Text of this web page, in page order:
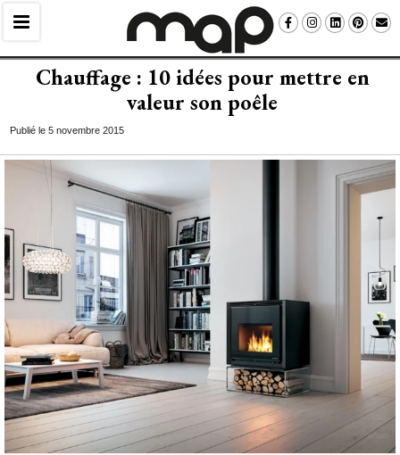
Chauffage : 10 idées pour mettre en
valeur son poêle
Publié le 5 novembre 2015